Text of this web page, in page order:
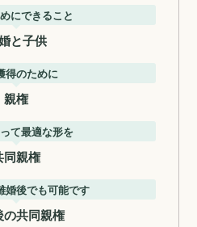
にできること
と子供
得のために
親権
て最適な形を
同親権
婚後でも可能です
の共同親権